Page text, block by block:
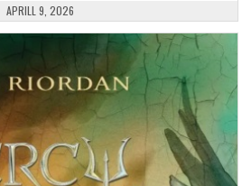
PUBLISHED DATE:
APRILL 9, 2026